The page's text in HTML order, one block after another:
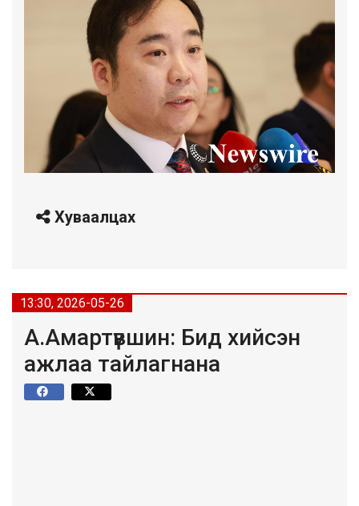
Хуваалцах
13:30, 2026-05-26
А.Амартүвшин: Бид хийсэн
ажлаа тайлагнана